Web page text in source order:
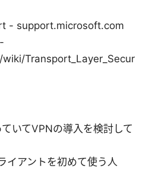
- support.microsoft.com
Transport_Layer_Secur
いてVPNの導入を検討して
イアントを初めて使う人